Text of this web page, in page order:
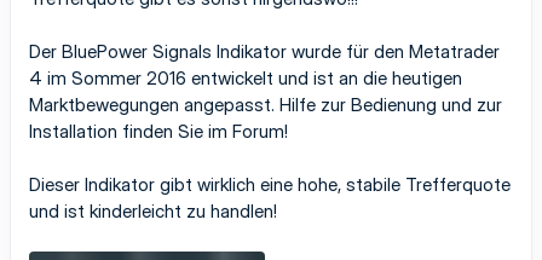
Der BluePower Signals Indikator wurde für den Metatrader
4 im Sommer 2016 entwickelt und ist an die heutigen
Marktbewegungen angepasst. Hilfe zur Bedienung und zur
Installation finden Sie im Forum!
Dieser Indikator gibt wirklich eine hohe, stabile Trefferquote
und ist kinderleicht zu handlen!